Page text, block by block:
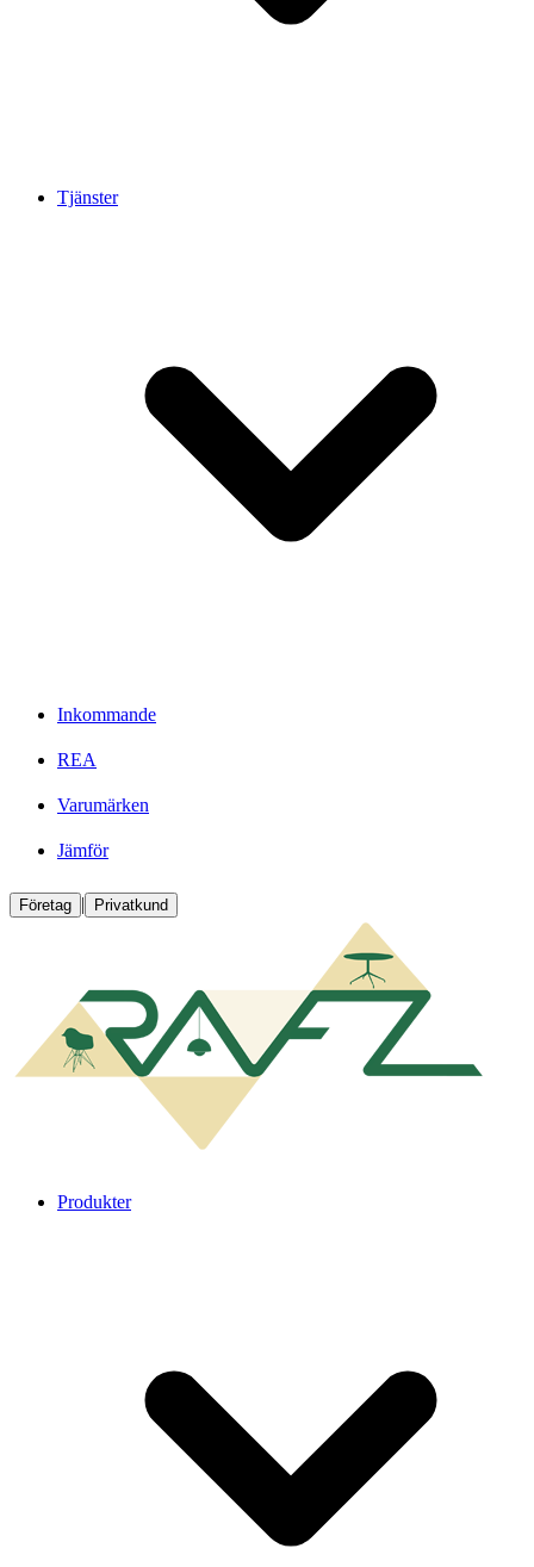
Tjänster
Inkommande
REA
Varumärken
Jämför
Företag | Privatkund
Produkter